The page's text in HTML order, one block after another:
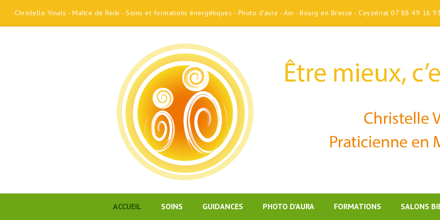
Christelle Vinals - Maître de Reiki - Soins et formations énergétiques - Photo d'aura - Ain - Bourg en Bresse - Ceyzériat 07 88 49 16 93
ACCUEIL SOINS GUIDANCES PHOTO D’AURA FORMATIONS SALONS